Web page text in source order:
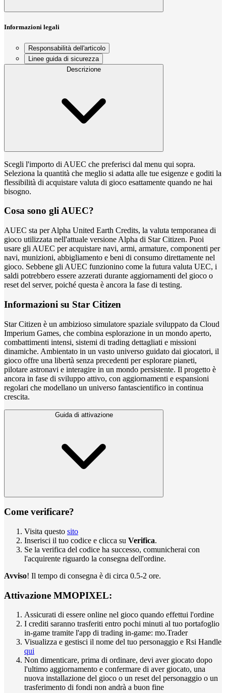
Informazioni legali
Responsabilità dell'articolo
Linee guida di sicurezza
Descrizione
Scegli l'importo di AUEC che preferisci dal menu qui sopra.
Seleziona la quantità che meglio si adatta alle tue esigenze e goditi la
flessibilità di acquistare valuta di gioco esattamente quando ne hai
bisogno.
Cosa sono gli AUEC?
AUEC sta per Alpha United Earth Credits, la valuta temporanea di
gioco utilizzata nell'attuale versione Alpha di Star Citizen. Puoi
usare gli AUEC per acquistare navi, armi, armature, componenti per
navi, munizioni, abbigliamento e beni di consumo direttamente nel
gioco. Sebbene gli AUEC funzionino come la futura valuta UEC, i
saldi potrebbero essere azzerati durante aggiornamenti del gioco o
reset del server, poiché questa è ancora la fase di testing.
Informazioni su Star Citizen
Star Citizen è un ambizioso simulatore spaziale sviluppato da Cloud
Imperium Games, che combina esplorazione in un mondo aperto,
combattimenti intensi, sistemi di trading dettagliati e missioni
dinamiche. Ambientato in un vasto universo guidato dai giocatori, il
gioco offre una libertà senza precedenti per esplorare pianeti,
pilotare astronavi e interagire in un mondo persistente. Il progetto è
ancora in fase di sviluppo attivo, con aggiornamenti e espansioni
regolari che modellano un universo fantascientifico in continua
crescita.
Guida di attivazione
Come verificare?
Visita questo sito
Inserisci il tuo codice e clicca su Verifica.
Se la verifica del codice ha successo, comunicherai con
l'acquirente riguardo la consegna dell'ordine.
Avviso! Il tempo di consegna è di circa 0.5-2 ore.
Attivazione MMOPIXEL:
Assicurati di essere online nel gioco quando effettui l'ordine
I crediti saranno trasferiti entro pochi minuti al tuo portafoglio
in-game tramite l'app di trading in-game: mo.Trader
Visualizza e gestisci il nome del tuo personaggio e Rsi Handle
qui
Non dimenticare, prima di ordinare, devi aver giocato dopo
l'ultimo aggiornamento e confermare di aver giocato, una
nuova installazione del gioco o un reset del personaggio o un
trasferimento di fondi non andrà a buon fine